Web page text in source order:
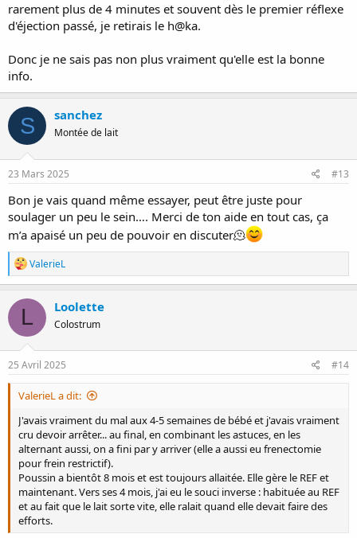
rarement plus de 4 minutes et souvent dès le premier réflexe
d'éjection passé, je retirais le h@ka.
Donc je ne sais pas non plus vraiment qu'elle est la bonne
info.
S sanchez
Montée de lait
23 Mars 2025 #13
Bon je vais quand même essayer, peut être juste pour
soulager un peu le sein…. Merci de ton aide en tout cas, ça
m’a apaisé un peu de pouvoir en discuter🫠
R
é
a
c
i
o
n
s
ValerieL
L Loolette
Colostrum
25 Avril 2025 #14
ValerieL a dit:
J'avais vraiment du mal aux 4-5 semaines de bébé et j'avais vraiment
cru devoir arrêter... au final, en combinant les astuces, en les
alternant aussi, on a fini par y arriver (elle a aussi eu frenectomie
pour frein restrictif).
Poussin a bientôt 8 mois et est toujours allaitée. Elle gère le REF et
maintenant. Vers ses 4 mois, j'ai eu le souci inverse : habituée au REF
et au fait que le lait sorte vite, elle ralait quand elle devait faire des
efforts.